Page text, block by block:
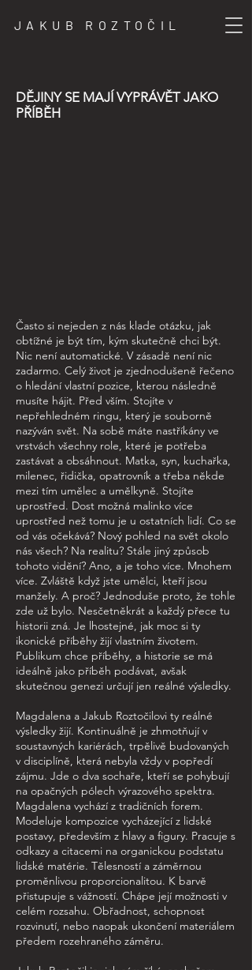
JAKUB ROZTOČIL
DĚJINY SE MAJÍ VYPRÁVĚT JAKO
PŘÍBĚH
Často si nejeden z nás klade otázku, jak
obtížné je být tím, kým skutečně chci být.
Nic není automatické. V zásadě není nic
zadarmo. Celý život je zjednodušeně řečeno
o hledání vlastní pozice, kterou následně
musíte hájit. Před vším. Stojíte v
nepřehledném ringu, který je souborně
nazýván svět. Na sobě máte nastříkány ve
vrstvách všechny role, které je potřeba
zastávat a obsáhnout. Matka, syn, kuchařka,
milenec, řidička, opatrovník a třeba někde
mezi tím umělec a umělkyně. Stojíte
uprostřed. Dost možná malinko více
uprostřed než tomu je u ostatních lidí. Co se
od vás očekává? Nový pohled na svět okolo
nás všech? Na realitu? Stále jiný způsob
tohoto vidění? Ano, a je toho více. Mnohem
více. Zvláště když jste umělci, kteří jsou
manžely. A proč? Jednoduše proto, že tohle
zde už bylo. Nesčetněkrát a každý přece tu
historii zná. Je lhostejné, jak moc si ty
ikonické příběhy žijí vlastním životem.
Publikum chce příběhy, a historie se má
ideálně jako příběh podávat, avšak
skutečnou genezi určují jen reálné výsledky.
Magdalena a Jakub Roztočilovi ty reálné
výsledky žijí. Kontinuálně je zhmotňují v
soustavných kariérách, trpělivě budovaných
v disciplíně, která nebyla vždy v popředí
zájmu. Jde o dva sochaře, kteří se pohybují
na opačných pólech výrazového spektra.
Magdalena vychází z tradičních forem.
Modeluje kompozice vycházející z lidské
postavy, především z hlavy a figury. Pracuje s
odkazy a citacemi na organickou podstatu
lidské matérie. Tělesností a záměrnou
proměnlivou proporcionalitou. K barvě
přistupuje s vážností. Chápe její možnosti v
celém rozsahu. Obřadnost, schopnost
rozvinutí, nebo naopak ukončení materiálem
předem rozehraného záměru.